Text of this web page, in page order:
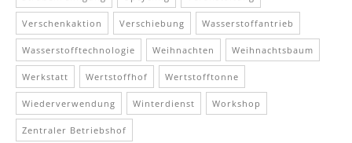
Verschenkaktion Verschiebung Wasserstoffantrieb
Wasserstofftechnologie Weihnachten Weihnachtsbaum
Werkstatt Wertstoffhof Wertstofftonne
Wiederverwendung Winterdienst Workshop
Zentraler Betriebshof